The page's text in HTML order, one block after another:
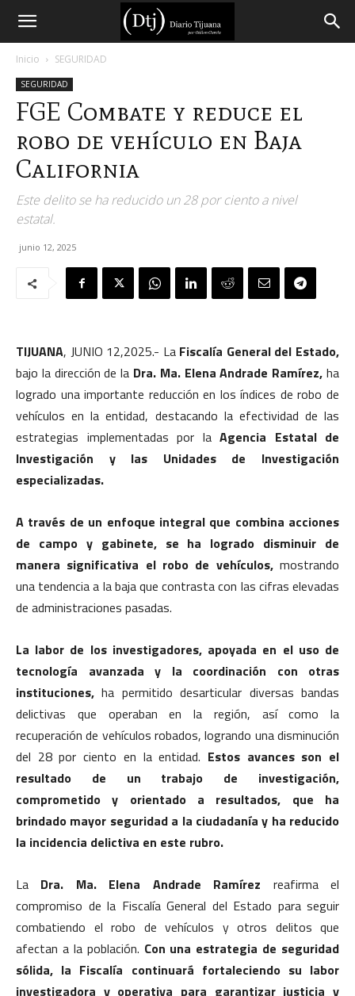
Diario
Tijuana
Inicio SEGURIDAD
SEGURIDAD
FGE Combate y reduce el
robo de vehículo en Baja
California
Este delito se ha reducido un 28 por ciento a nivel
estatal.
junio 12, 2025
TIJUANA, JUNIO 12,2025.- LaFiscalía General del Estado,
bajo la dirección de la Dra. Ma. Elena Andrade Ramírez, ha
logrado una importante reducción en los índices de robo de
vehículos en la entidad, destacando la efectividad de las
estrategias implementadas por la Agencia Estatal de
Investigación y las Unidades de Investigación
especializadas.
A través de un enfoque integral que combina acciones
de campo y gabinete, se ha logrado disminuir de
manera significativa el robo de vehículos,mostrando
una tendencia a la baja que contrasta con las cifras elevadas
de administraciones pasadas.
La labor de los investigadores, apoyada en el uso de
tecnología avanzada y la coordinación con otras
instituciones, ha permitido desarticular diversas bandas
delictivas que operaban en la región, así como la
recuperación de vehículos robados, logrando una disminución
del 28 por ciento en la entidad. Estos avances son el
resultado de un trabajo de investigación,
comprometido y orientado a resultados, que ha
brindado mayor seguridad a la ciudadanía y ha reducido
la incidencia delictiva en este rubro.
La Dra. Ma. Elena Andrade Ramírez reafirma el
compromiso de la Fiscalía General del Estado para seguir
combatiendo el robo de vehículos y otros delitos que
afectan a la población. Con una estrategia de seguridad
sólida, la Fiscalía continuará fortaleciendo su labor
investigadora y operativa para garantizar justicia y